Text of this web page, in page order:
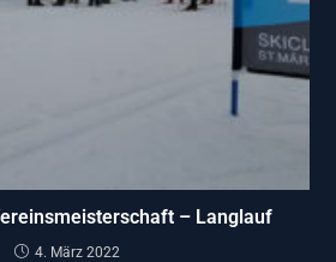
– Langlauf
4. März 2022